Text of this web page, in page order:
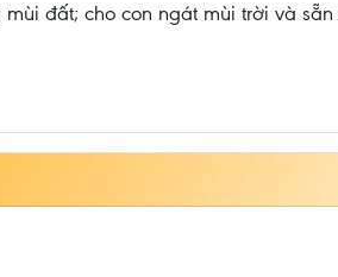
đất; cho con ngát mùi trời và